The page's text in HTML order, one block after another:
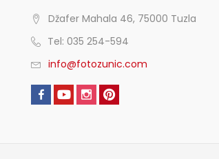
Džafer Mahala 46, 75000 Tuzla
Tel: 035 254-594
info@fotozunic.com